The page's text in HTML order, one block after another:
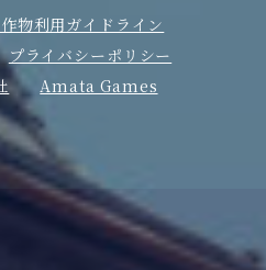
物利用ガイドライン
プライバシーポリシー
Amata Games